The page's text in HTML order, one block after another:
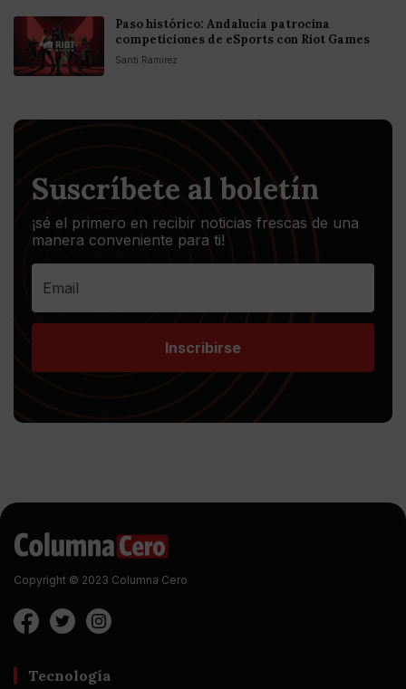
Paso histórico: Andalucía patrocina
competiciones de eSports con Riot Games
Santi Ramirez
Suscríbete al boletín
¡sé el primero en recibir noticias frescas de una
manera conveniente para ti!
Inscribirse
Copyright © 2023 Columna Cero
Tecnología